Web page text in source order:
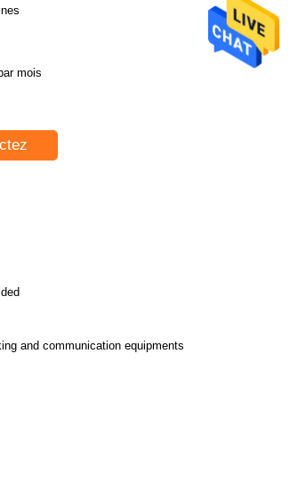
mois
and communication equipments